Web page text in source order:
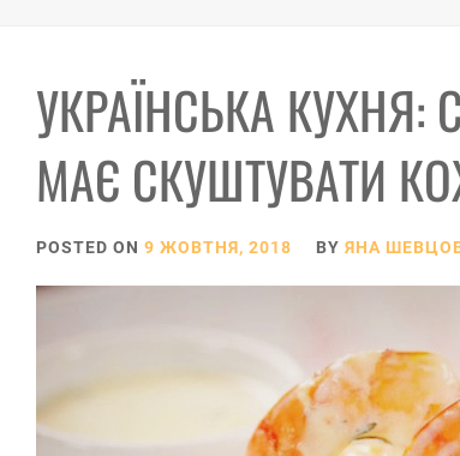
УКРАЇНСЬКА КУХНЯ:
МАЄ СКУШТУВАТИ
POSTED ON 9 ЖОВТНЯ, 2018 BY ЯНА